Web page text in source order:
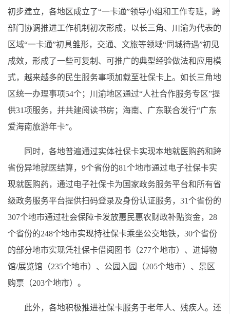
初步建立，各地区成立了“一卡通”领导小组和工作专班，跨
部门协调推进工作机制初次形成，以长三角、川渝为代表的
区域“一卡通”初具雏形，交通、文旅等领域“同城待遇”初见
成效，形成了一些可复制、可推广的典型经验做法和应用模
式，越来越多的民生服务事项加载至社保卡上。如长三角地
区统一办理事项54个；川渝地区通过“人社合作服务专区”提
供31项服务，并共建阅读书房；海南、广东联合发行“广东
爱海南旅游年卡”。
同时，各地普遍通过实体社保卡实现本地就医购药和跨
省份异地就医结算，9个省份的81个地市通过电子社保卡实
现就医购药，通过电子社保卡为国家政务服务平台和所有省
级政务服务平台提供扫码登录及身份认证服务，31个省份的
307个地市通过社会保障卡发放惠民惠农财政补贴资金，28
个省份的248个地市实现持社保卡乘坐公交地铁，30个省份
的部分地市实现凭社保卡借阅图书（277个地市）、进博物
馆/展览馆（235个地市）、公园入园（205个地市）、景区
购票（203个地市）。
此外，各地积极推进社保卡服务于老年人、残疾人。还